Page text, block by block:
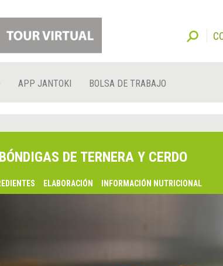
APP JANTOKI BOLSA DE TRABAJO
DE TERNERA Y CERDO
ELABORACIÓN INFORMACIÓN NUTRICIONAL